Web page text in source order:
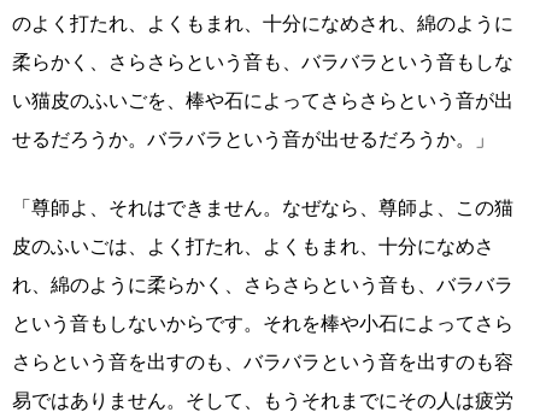
のよく打たれ、よくもまれ、十分になめされ、綿のように
柔らかく、さらさらという音も、バラバラという音もしな
い猫皮のふいごを、棒や石によってさらさらという音が出
せるだろうか。バラバラという音が出せるだろうか。」
「尊師よ、それはできません。なぜなら、尊師よ、この猫
皮のふいごは、よく打たれ、よくもまれ、十分になめさ
れ、綿のように柔らかく、さらさらという音も、バラバラ
という音もしないからです。それを棒や小石によってさら
さらという音を出すのも、バラバラという音を出すのも容
易ではありません。そして、もうそれまでにその人は疲労